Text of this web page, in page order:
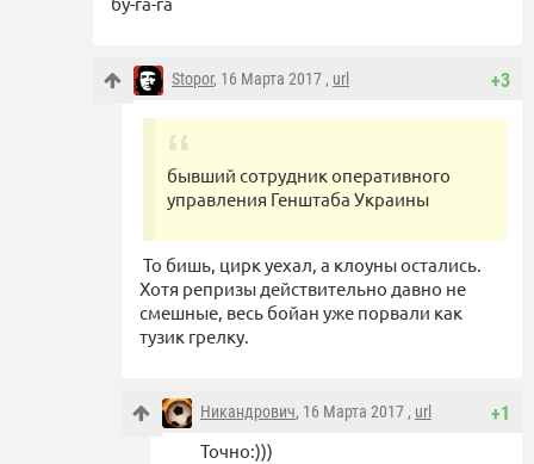
+3
Stopor, 16 Марта 2017 , url
бывший сотрудник оперативного
управления Генштаба Украины
То бишь, цирк уехал, а клоуны остались.
Хотя репризы действительно давно не
смешные, весь бойан уже порвали как
тузик грелку.
+1
Никандрович, 16 Марта 2017 , url
Точно:)))